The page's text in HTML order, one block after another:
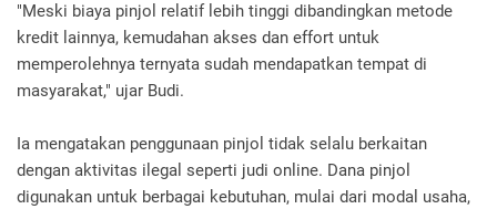
"Meski biaya pinjol relatif lebih tinggi dibandingkan metode
kredit lainnya, kemudahan akses dan effort untuk
memperolehnya ternyata sudah mendapatkan tempat di
masyarakat," ujar Budi.
Ia mengatakan penggunaan pinjol tidak selalu berkaitan
dengan aktivitas ilegal seperti judi online. Dana pinjol
digunakan untuk berbagai kebutuhan, mulai dari modal usaha,